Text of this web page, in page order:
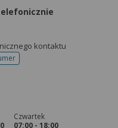
kontaktu
do rejestracji
Czwartek
07:00 - 18:00